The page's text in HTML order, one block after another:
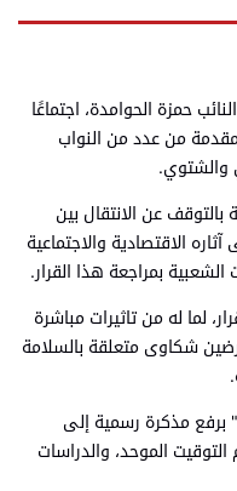
حمزة الحوامدة، اجتماعًا
المقدمة من عدد من النواب
والشتوي.
بالتوقف عن الانتقال بين
الاقتصادية والاجتماعية
بمراجعة هذا القرار.
لما له من تاثيرات مباشرة
شكاوى متعلقة بالسلامة
برفع مذكرة رسمية إلى
الموحد، والدراسات